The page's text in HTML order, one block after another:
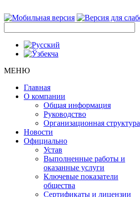
МЕНЮ
Главная
О компании
Общая информация
Руководство
Организационная структура
Новости
Официально
Устав
Выполненные работы и
оказанные услуги
Ключевые показатели
общества
Сертификаты и лицензии